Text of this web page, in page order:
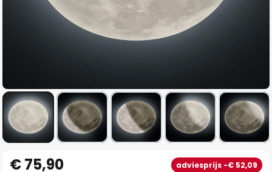
naar
€ 75,90 adviesprijs -€ 52,09